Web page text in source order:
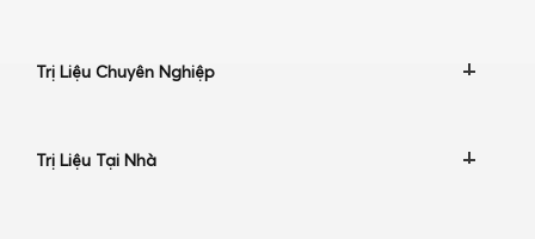
Trị Liệu Chuyên Nghiệp
Trị Liệu Tại Nhà